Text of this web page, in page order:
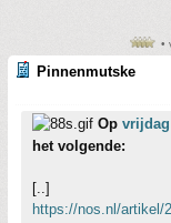
•
Pinnenmutske
Op vrijdag
het volgende:
[..]
https://nos.nl/artikel/